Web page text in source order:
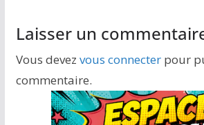
Laisser un
Vous devez vous connecterpour
commentaire.